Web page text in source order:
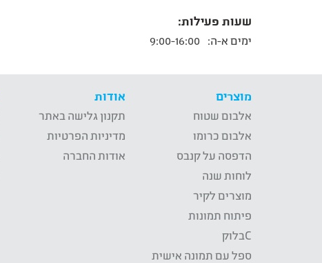
שעות פעילות:
ימים א-ה:
מוצרים
אלבום שטוח
אלבום כרומו
הדפסה על קנבס
לוחות שנה
מוצרים לקיר
פיתוח תמונות
Cבלוק
ספל עם תמונה אישית
אודות
תקנון גלישה באתר
מדיניות הפרטיות
אודות החברה